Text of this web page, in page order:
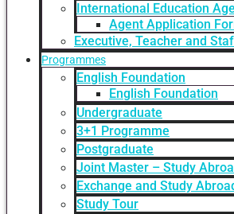
International Education
Agent Application
Executive, Teacher and
Programmes
English Foundation
English Foundation
Undergraduate
3+1 Programme
Postgraduate
Joint Master – Study
Exchange and Study
Study Tour